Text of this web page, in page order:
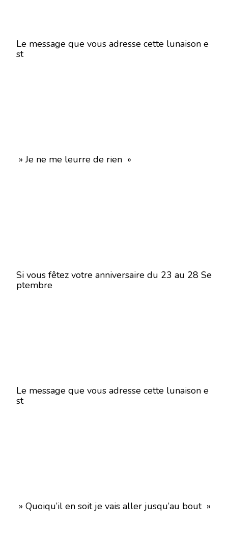
Le message que vous adresse cette lunaison e
st
» Je ne me leurre de rien »
Si vous fêtez votre anniversaire du 23 au 28 Se
ptembre
Le message que vous adresse cette lunaison e
st
» Quoiqu’il en soit je vais aller jusqu’au bout »